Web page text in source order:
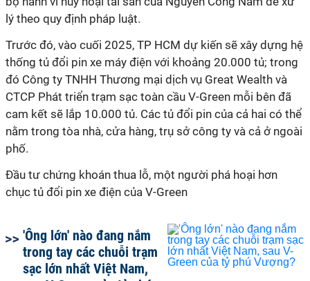
lý theo quy định pháp luật.
Trước đó, vào cuối 2025, TP HCM dự kiến sẽ xây dựng hệ
thống tủ đổi pin xe máy điện với khoảng 20.000 tủ; trong
đó Công ty TNHH Thương mại dịch vụ Great Wealth và
CTCP Phát triển trạm sạc toàn cầu V-Green mỗi bên đã
cam kết sẽ lắp 10.000 tủ. Các tủ đổi pin của cả hai có thể
nằm trong tòa nhà, cửa hàng, trụ sở công ty và cả ở ngoài
phố.
Đầu tư chứng khoán thua lỗ, một người phá hoại hơn
chục tủ đổi pin xe điện của V-Green
'Ông lớn' nào đang nắm
trong tay các chuỗi trạm
sạc lớn nhất Việt Nam,